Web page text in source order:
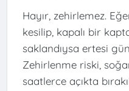
Hayır, zehirlemez.
kesilip, kapalı bir
saklandıysa ertesi
Zehirlenme riski,
saatlerce açıkta